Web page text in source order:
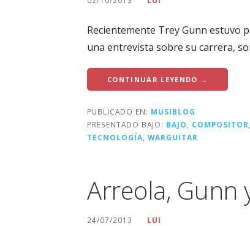
Recientemente Trey Gunn estuvo
una entrevista sobre su carrera,
CONTINUAR LEYENDO →
PUBLICADO EN: MUSIBLOG
PRESENTADO BAJO: BAJO COMPOSITOR
TECNOLOGÍA WARGUITAR
Arreola, Gunn
24/07/2013 LUI